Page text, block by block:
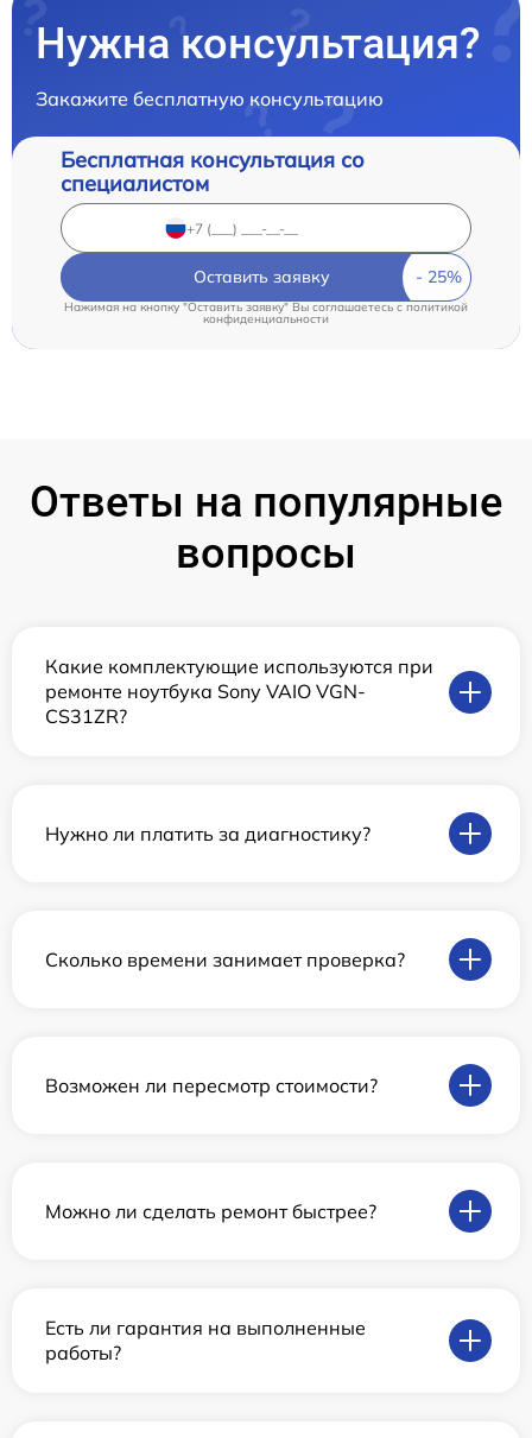
Нужна консультация?
Закажите бесплатную консультацию
Бесплатная консультация со
специалистом
Оставить заявку
Нажимая на кнопку "Оставить заявку" Вы соглашаетесь cполитикой
конфиденциальности
Ответы на популярные
вопросы
Какие комплектующие используются при
ремонте ноутбука Sony VAIO VGN-
CS31ZR?
Нужно ли платить за диагностику?
Сколько времени занимает проверка?
Возможен ли пересмотр стоимости?
Можно ли сделать ремонт быстрее?
Есть ли гарантия на выполненные
работы?